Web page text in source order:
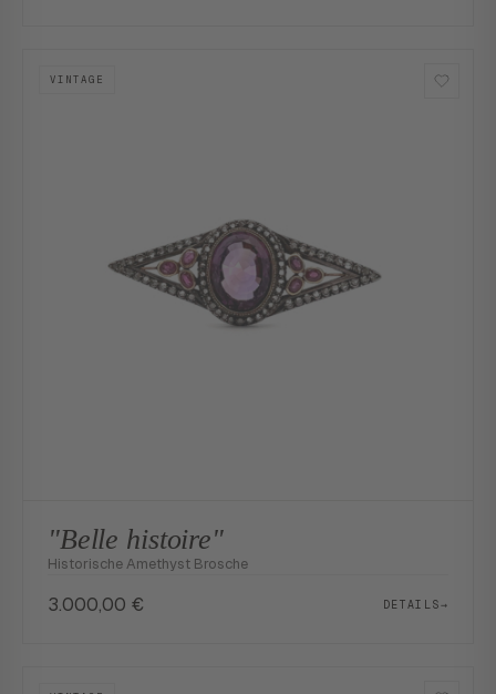
VINTAGE
"Belle histoire"
Historische Amethyst Brosche
3.000,00 € DETAILS→